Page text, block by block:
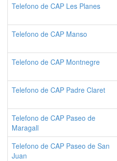
Telefono de CAP Les Planes
Telefono de CAP Manso
Telefono de CAP Montnegre
Telefono de CAP Padre Claret
Telefono de CAP Paseo de
Maragall
Telefono de CAP Paseo de San
Juan